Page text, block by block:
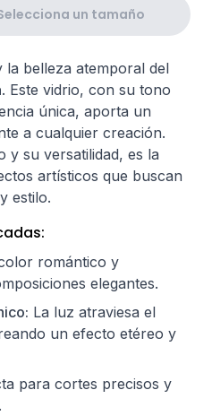
un tamaño
la belleza atemporal del
. Este vidrio, con su tono
única, aporta un
a cualquier creación.
y su versatilidad, es la
artísticos que buscan
estilo.
romántico y
elegantes.
La luz atraviesa el
un efecto etéreo y
para cortes precisos y